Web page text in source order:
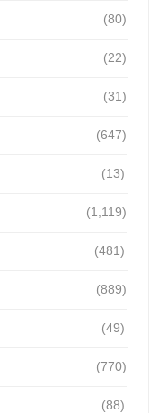
(80)
(22)
(31)
(647)
(13)
(1,119)
(481)
(889)
(49)
(770)
(88)